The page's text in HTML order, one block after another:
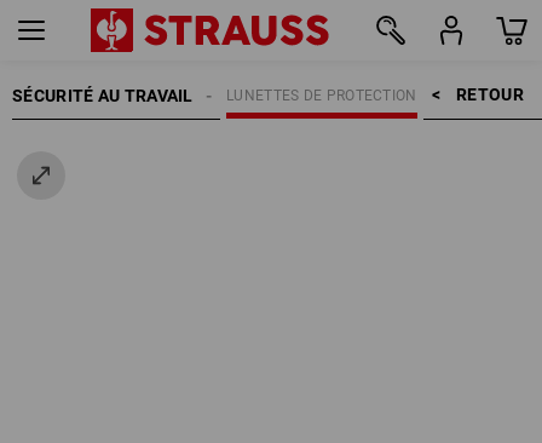
SÉCURITÉ AU TRAVAIL RETOUR    >
LUNETTES DE PROTECTION
PROTECTION DES YEUX